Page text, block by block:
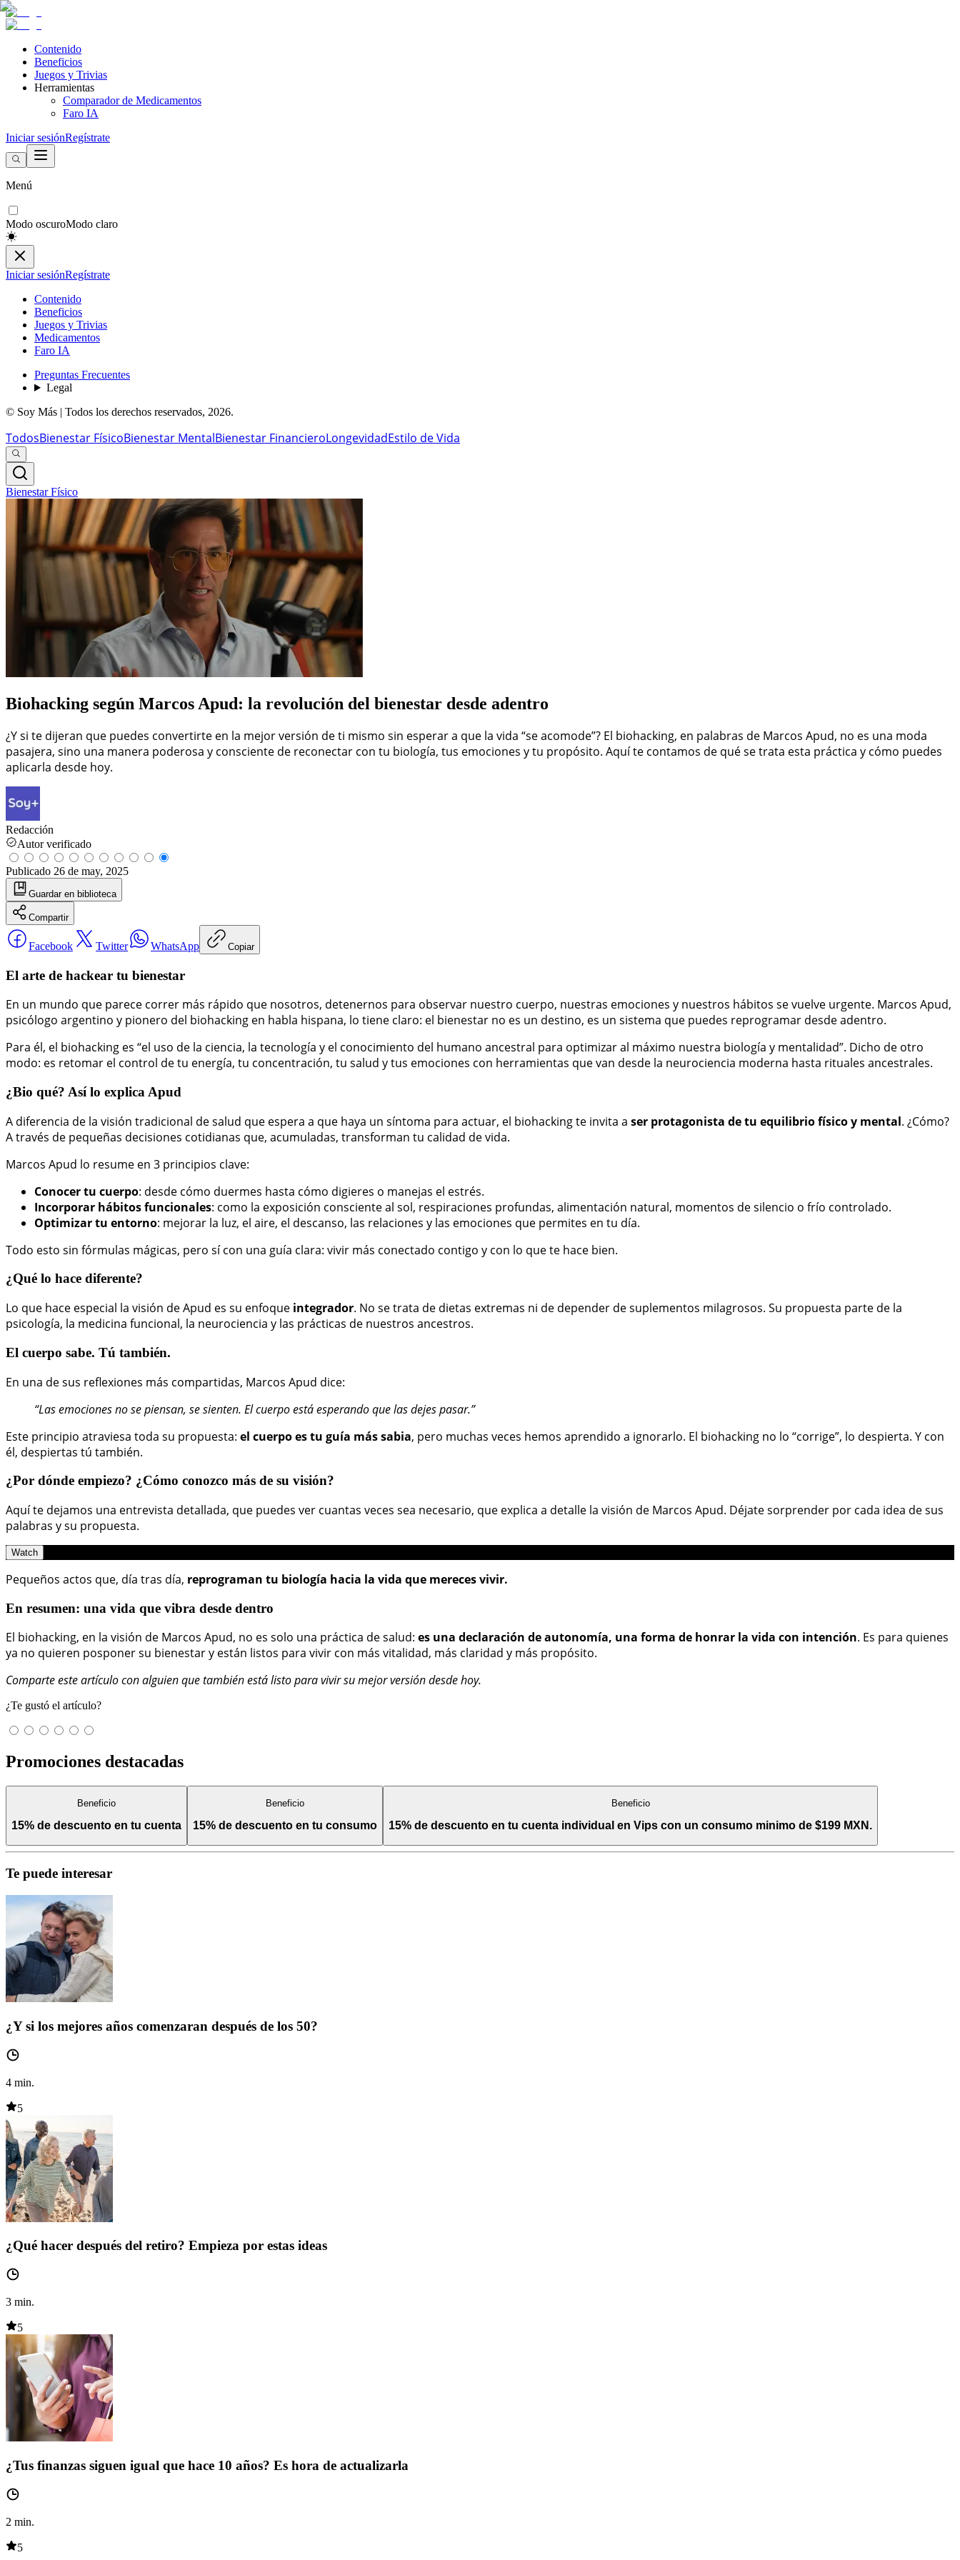
Contenido
Beneficios
Juegos y Trivias
Herramientas
Comparador de Medicamentos
Faro IA
Iniciar sesiónRegístrate
Menú
Modo oscuroModo claro
Iniciar sesiónRegístrate
Contenido
Beneficios
Juegos y Trivias
Medicamentos
Faro IA
Preguntas Frecuentes
Legal
© Soy Más | Todos los derechos reservados, 2026.
TodosBienestar FísicoBienestar MentalBienestar FinancieroLongevidadEstilo de Vida
Bienestar Físico
Biohacking según Marcos Apud: la revolución del bienestar desde adentro
¿Y si te dijeran que puedes convertirte en la mejor versión de ti mismo sin esperar a que la vida “se acomode”? El biohacking, en palabras de Marcos Apud, no es una moda
pasajera, sino una manera poderosa y consciente de reconectar con tu biología, tus emociones y tu propósito. Aquí te contamos de qué se trata esta práctica y cómo puedes
aplicarla desde hoy.
Redacción
Autor verificado
Publicado 26 de may, 2025
Guardar en biblioteca
Compartir
Facebook Twitter WhatsApp Copiar
El arte de hackear tu bienestar
En un mundo que parece correr más rápido que nosotros, detenernos para observar nuestro cuerpo, nuestras emociones y nuestros hábitos se vuelve urgente. Marcos Apud,
psicólogo argentino y pionero del biohacking en habla hispana, lo tiene claro: el bienestar no es un destino, es un sistema que puedes reprogramar desde adentro.
Para él, el biohacking es “el uso de la ciencia, la tecnología y el conocimiento del humano ancestral para optimizar al máximo nuestra biología y mentalidad”. Dicho de otro
modo: es retomar el control de tu energía, tu concentración, tu salud y tus emociones con herramientas que van desde la neurociencia moderna hasta rituales ancestrales.
¿Bio qué? Así lo explica Apud
A diferencia de la visión tradicional de salud que espera a que haya un síntoma para actuar, el biohacking te invita a ser protagonista de tu equilibrio físico y mental. ¿Cómo?
A través de pequeñas decisiones cotidianas que, acumuladas, transforman tu calidad de vida.
Marcos Apud lo resume en 3 principios clave:
Conocer tu cuerpo: desde cómo duermes hasta cómo digieres o manejas el estrés.
Incorporar hábitos funcionales: como la exposición consciente al sol, respiraciones profundas, alimentación natural, momentos de silencio o frío controlado.
Optimizar tu entorno: mejorar la luz, el aire, el descanso, las relaciones y las emociones que permites en tu día.
Todo esto sin fórmulas mágicas, pero sí con una guía clara: vivir más conectado contigo y con lo que te hace bien.
¿Qué lo hace diferente?
Lo que hace especial la visión de Apud es su enfoque integrador. No se trata de dietas extremas ni de depender de suplementos milagrosos. Su propuesta parte de la
psicología, la medicina funcional, la neurociencia y las prácticas de nuestros ancestros.
El cuerpo sabe. Tú también.
En una de sus reflexiones más compartidas, Marcos Apud dice:
“Las emociones no se piensan, se sienten. El cuerpo está esperando que las dejes pasar.”
Este principio atraviesa toda su propuesta: el cuerpo es tu guía más sabia, pero muchas veces hemos aprendido a ignorarlo. El biohacking no lo “corrige”, lo despierta. Y con
él, despiertas tú también.
¿Por dónde empiezo? ¿Cómo conozco más de su visión?
Aquí te dejamos una entrevista detallada, que puedes ver cuantas veces sea necesario, que explica a detalle la visión de Marcos Apud. Déjate sorprender por cada idea de sus
palabras y su propuesta.
Watch
Pequeños actos que, día tras día, reprograman tu biología hacia la vida que mereces vivir.
En resumen: una vida que vibra desde dentro
El biohacking, en la visión de Marcos Apud, no es solo una práctica de salud: es una declaración de autonomía, una forma de honrar la vida con intención. Es para quienes
ya no quieren posponer su bienestar y están listos para vivir con más vitalidad, más claridad y más propósito.
Comparte este artículo con alguien que también está listo para vivir su mejor versión desde hoy.
¿Te gustó el artículo?
Promociones destacadas
Beneficio
15% de descuento en tu cuenta
Beneficio
15% de descuento en tu consumo
Beneficio
15% de descuento en tu cuenta individual en Vips con un consumo minimo de $199 MXN.
Te puede interesar
¿Y si los mejores años comenzaran después de los 50?
4 min.
5
¿Qué hacer después del retiro? Empieza por estas ideas
3 min.
5
¿Tus finanzas siguen igual que hace 10 años? Es hora de actualizarla
2 min.
5